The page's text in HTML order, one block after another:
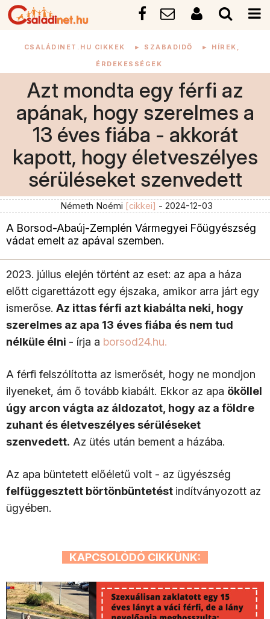
CSALÁDINET.HU CIKKEK ► SZABADIDŐ ► HÍREK,
ÉRDEKESSÉGEK
Azt mondta egy férfi az
apának, hogy szerelmes a
13 éves fiába - akkorát
kapott, hogy életveszélyes
sérüléseket szenvedett
Németh Noémi [cikkei] - 2024-12-03
A Borsod-Abaúj-Zemplén Vármegyei Főügyészség
vádat emelt az apával szemben.
2023. július elején történt az eset: az apa a háza
előtt cigarettázott egy éjszaka, amikor arra járt egy
ismerőse. Az ittas férfi azt kiabálta neki, hogy
szerelmes az apa 13 éves fiába és nem tud
nélküle élni - írja a borsod24.hu.
A férfi felszólította az ismerősét, hogy ne mondjon
ilyeneket, ám ő tovább kiabált. Ekkor az apa ököllel
úgy arcon vágta az áldozatot, hogy az a földre
zuhant és életveszélyes sérüléseket
szenvedett. Az ütés után bement a házába.
Az apa büntetett előéletű volt - az ügyészség
felfüggesztett börtönbüntetést indítványozott az
ügyében.
KAPCSOLÓDÓ CIKKÜNK: